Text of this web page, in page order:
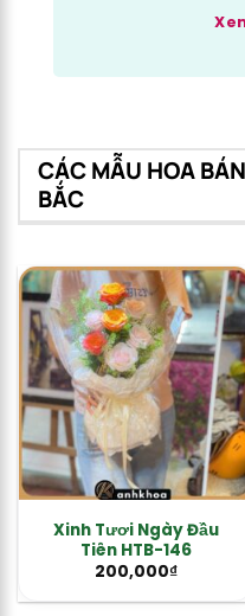
CÁC MẪU HOA
BẮC
Xinh Tươi Ngày Đầu
Tiên HTB-146
200,000₫